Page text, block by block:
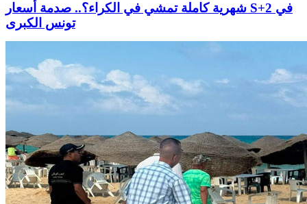
شهرية كاملة تمشي في الكراء؟.. صدمة أسعار S+2 في
تونس الكبرى